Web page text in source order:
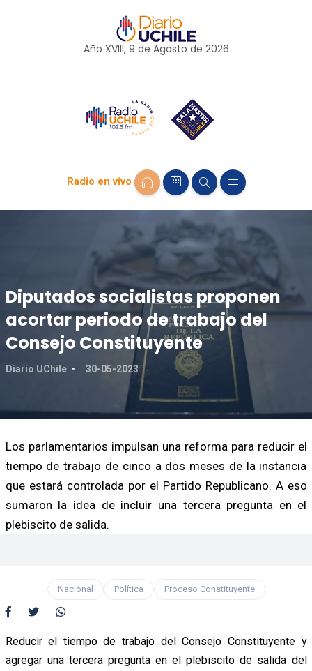
Año XVIII, 9 de Agosto de 2026
Radio en vivo
Diputados socialistas proponen
acortar periodo de trabajo del
Consejo Constituyente
Diario UChile 30-05-2023
Los parlamentarios impulsan una reforma para reducir el
tiempo de trabajo de cinco a dos meses de la instancia
que estará controlada por el Partido Republicano. A eso
sumaron la idea de incluir una tercera pregunta en el
plebiscito de salida.
Nacional Política Proceso Constituyente
Reducir el tiempo de trabajo del Consejo Constituyente y
agregar una tercera pregunta en el plebiscito de salida del